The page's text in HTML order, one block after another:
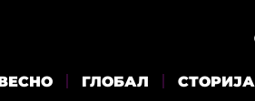
ГЛОБАЛ СТОРИЈА